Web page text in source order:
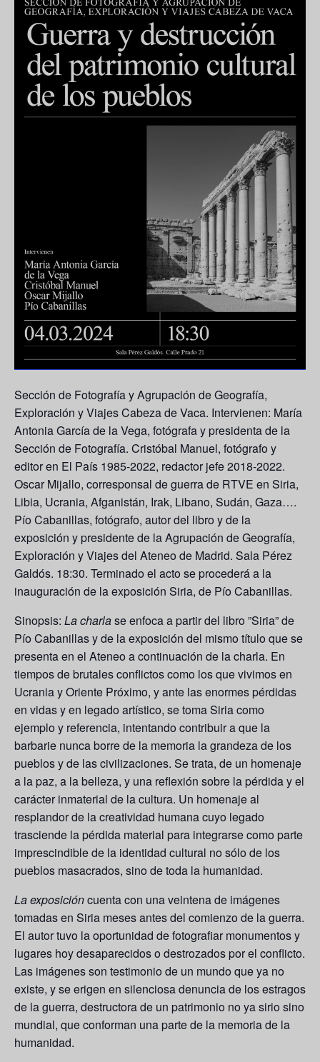
Sección de Fotografía y Agrupación de Geografía,
Exploración y Viajes Cabeza de Vaca. Intervienen: María
Antonia García de la Vega, fotógrafa y presidenta de la
Sección de Fotografía. Cristóbal Manuel, fotógrafo y
editor en El País 1985-2022, redactor jefe 2018-2022.
Oscar Mijallo, corresponsal de guerra de RTVE en Siria,
Libia, Ucrania, Afganistán, Irak, Libano, Sudán, Gaza….
Pío Cabanillas, fotógrafo, autor del libro y de la
exposición y presidente de la Agrupación de Geografía,
Exploración y Viajes del Ateneo de Madrid. Sala Pérez
Galdós. 18:30. Terminado el acto se procederá a la
inauguración de la exposición Siria, de Pío Cabanillas.
Sinopsis: La charlase enfoca a partir del libro ”Siria” de
Pío Cabanillas y de la exposición del mismo título que se
presenta en el Ateneo a continuación de la charla. En
tiempos de brutales conflictos como los que vivimos en
Ucrania y Oriente Próximo, y ante las enormes pérdidas
en vidas y en legado artístico, se toma Siria como
ejemplo y referencia, intentando contribuir a que la
barbarie nunca borre de la memoria la grandeza de los
pueblos y de las civilizaciones. Se trata, de un homenaje
a la paz, a la belleza, y una reflexión sobre la pérdida y el
carácter inmaterial de la cultura. Un homenaje al
resplandor de la creatividad humana cuyo legado
trasciende la pérdida material para integrarse como parte
imprescindible de la identidad cultural no sólo de los
pueblos masacrados, sino de toda la humanidad.
La exposicióncuenta con una veintena de imágenes
tomadas en Siria meses antes del comienzo de la guerra.
El autor tuvo la oportunidad de fotografiar monumentos y
lugares hoy desaparecidos o destrozados por el conflicto.
Las imágenes son testimonio de un mundo que ya no
existe, y se erigen en silenciosa denuncia de los estragos
de la guerra, destructora de un patrimonio no ya sirio sino
mundial, que conforman una parte de la memoria de la
humanidad.